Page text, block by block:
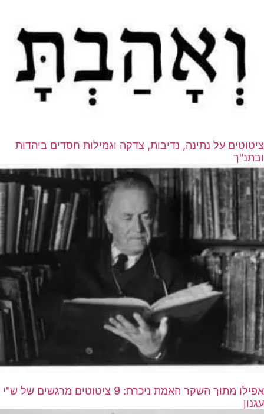
ציטוטים על נתינה, נדיבות, צדקה וגמילות חסדים ביהדות
ובתנ"ך
אפילו מתוך השקר האמת ניכרת: 9 ציטוטים מרגשים של ש"י
עגנון